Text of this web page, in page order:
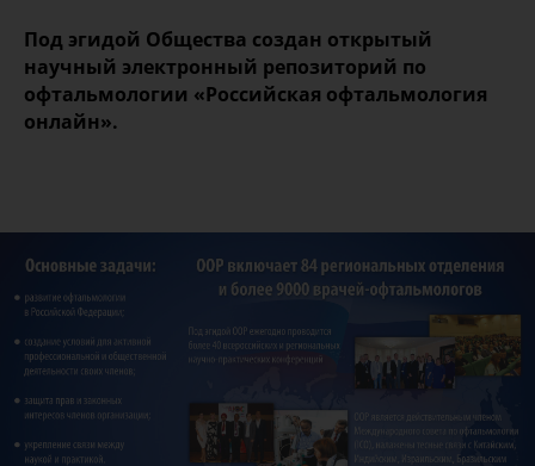
Под эгидой Общества создан открытый
научный электронный репозиторий по
офтальмологии «Российская офтальмология
онлайн».